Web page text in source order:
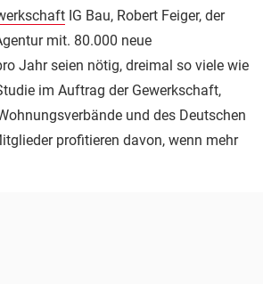
IG Bau, Robert Feiger, der
mit. 80.000 neue
Jahr seien nötig, dreimal so viele wie
im Auftrag der Gewerkschaft,
und des Deutschen
profitieren davon, wenn mehr